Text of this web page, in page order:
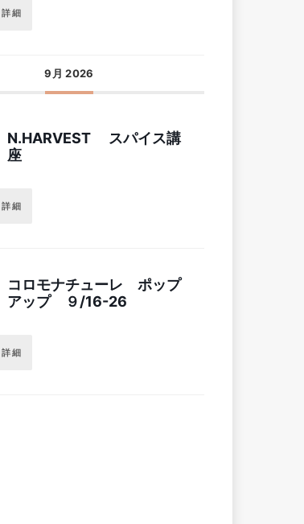
細
9月 2026
N.HARVEST スパイス講
座
細
コロモナチューレ ポップ
アップ ９/16-26
細